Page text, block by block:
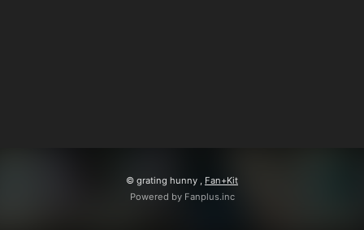
© grating hunny , Fan+Kit
Powered by Fanplus.inc